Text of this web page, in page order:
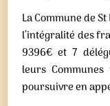
La Commune de
l’intégralité des
9396€ et 7
leurs
poursuivre en